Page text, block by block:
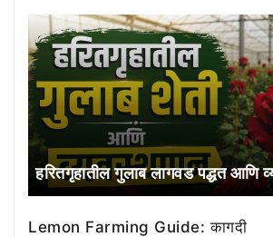
हरितगृहातील गुलाब लागवड पद्धत आणि
Lemon Farming Guide: कागदी